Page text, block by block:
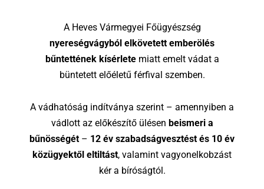
A Heves Vármegyei Főügyészség
nyereségvágyból elkövetett emberölés
bűntettének kísérletemiatt emelt vádat a
büntetett előéletű férfival szemben.
A vádhatóság indítványa szerint – amennyiben a
vádlott az előkészítő ülésen beismeri a
bűnösségét – 12 év szabadságvesztést és 10 év
közügyektől eltiltást, valamint vagyonelkobzást
kér a bíróságtól.